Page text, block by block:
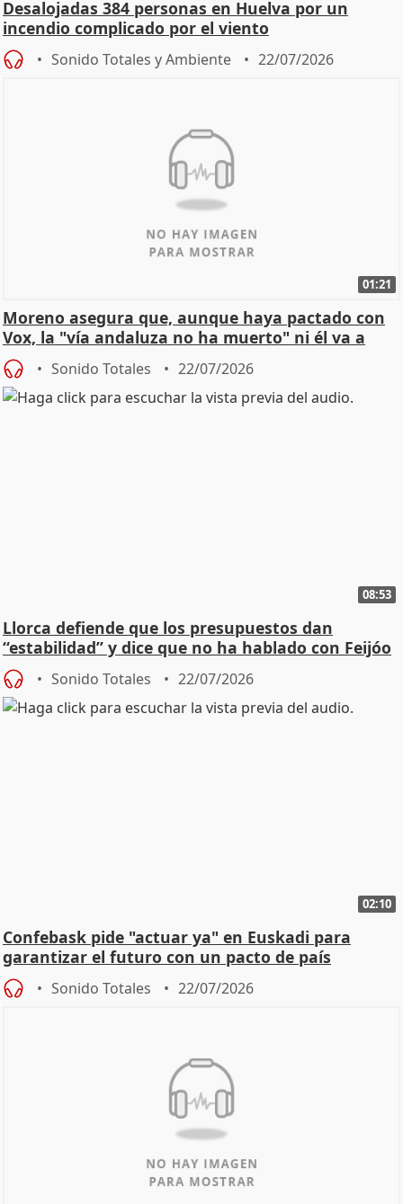
Desalojadas 384 personas en Huelva por un
incendio complicado por el viento
Sonido Totales y Ambiente 22/07/2026
01:21
Moreno asegura que, aunque haya pactado con
Vox, la "vía andaluza no ha muerto" ni él va a
"cambiar"
Sonido Totales 22/07/2026
08:53
Llorca defiende que los presupuestos dan
“estabilidad” y dice que no ha hablado con Feijóo
Sonido Totales 22/07/2026
02:10
Confebask pide "actuar ya" en Euskadi para
garantizar el futuro con un pacto de país
Sonido Totales 22/07/2026